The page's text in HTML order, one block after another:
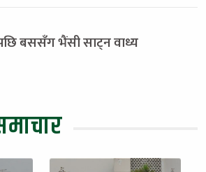
बससँग भैंसी साट्न वाध्य